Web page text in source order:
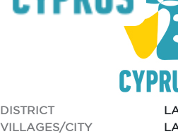
DISTRICT
VILLAGES/CITY